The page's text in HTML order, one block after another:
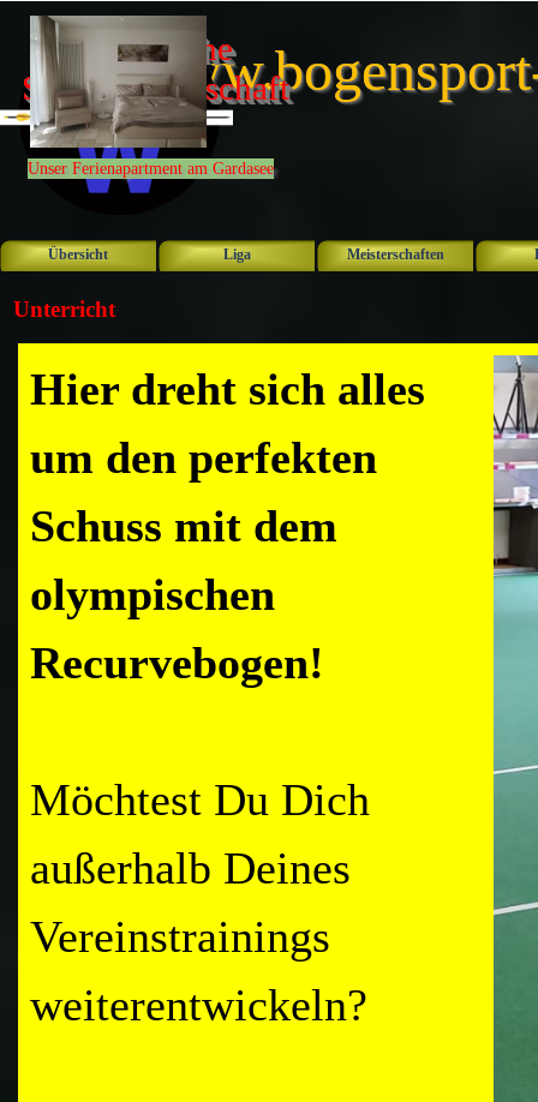
Bayerische
Schulmeisterschaft
2026
Unser Ferienapartment am Gardasee
Übersicht Liga ▼
Meisterschaften
Unterricht
Hier dreht sich alles
um den perfekten
Schuss mit dem
olympischen
Recurvebogen!
Möchtest Du Dich
außerhalb Deines
Vereinstrainings
weiterentwickeln?